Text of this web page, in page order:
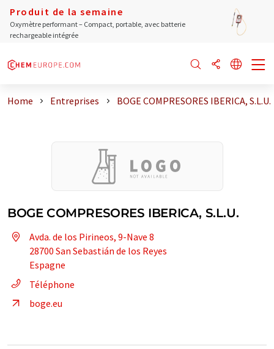
Produit de la semaine
Oxymètre performant – Compact, portable, avec batterie
rechargeable intégrée
Home Entreprises BOGE COMPRESORES IBERICA, S.L.U.
BOGE COMPRESORES IBERICA, S.L.U.
Avda. de los Pirineos, 9-Nave 8
28700 San Sebastián de los Reyes
Espagne
Téléphone
boge.eu